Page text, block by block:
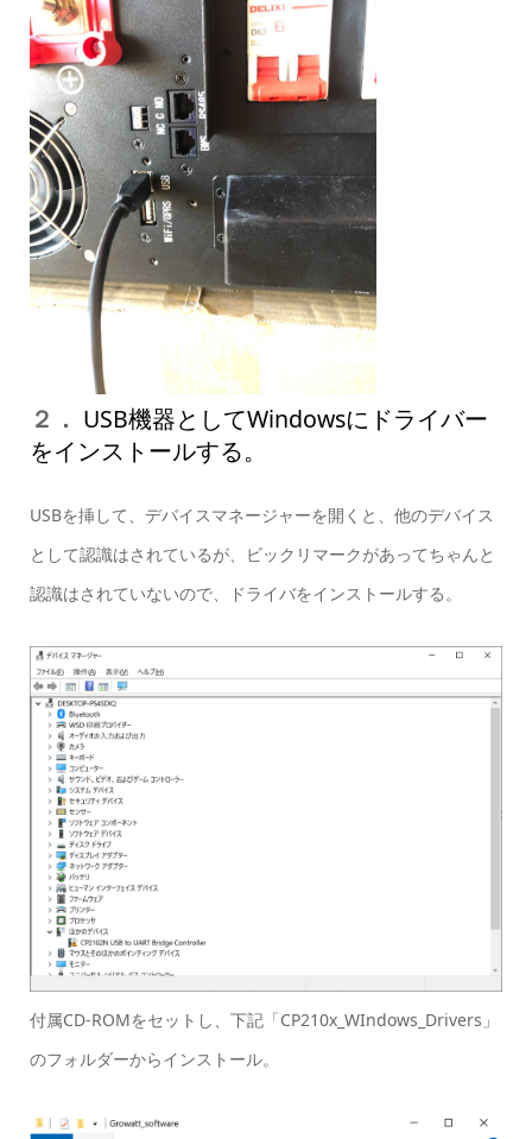
２． USB機器としてWindowsにドライバー
をインストールする。
USBを挿して、デバイスマネージャーを開くと、他のデバイス
として認識はされているが、ビックリマークがあってちゃんと
認識はされていないので、ドライバをインストールする。
付属CD-ROMをセットし、下記「CP210x_WIndows_Drivers」
のフォルダーからインストール。